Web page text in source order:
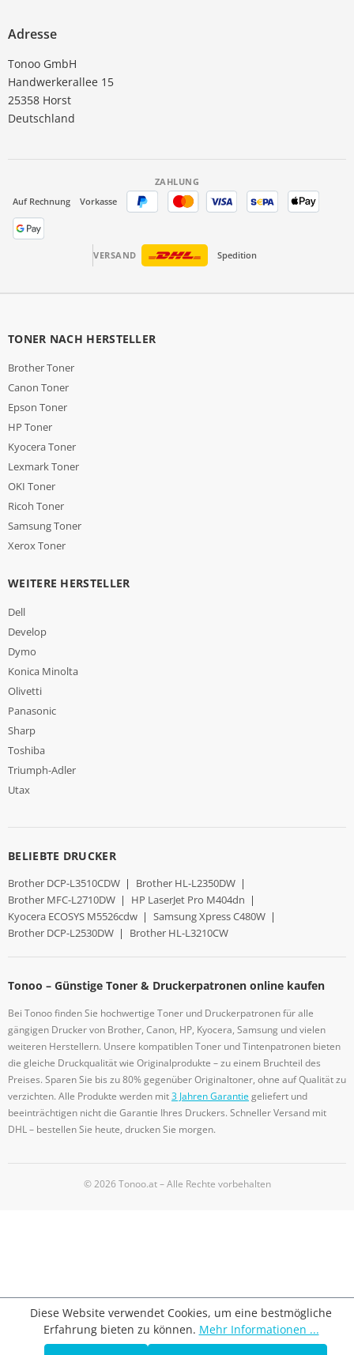
Adresse
Tonoo GmbH
Handwerkerallee 15
25358 Horst
Deutschland
ZAHLUNG
Auf Rechnung
Vorkasse
VERSAND Spedition
TONER NACH HERSTELLER
Brother Toner
Canon Toner
Epson Toner
HP Toner
Kyocera Toner
Lexmark Toner
OKI Toner
Ricoh Toner
Samsung Toner
Xerox Toner
WEITERE HERSTELLER
Dell
Develop
Dymo
Konica Minolta
Olivetti
Panasonic
Sharp
Toshiba
Triumph-Adler
Utax
BELIEBTE DRUCKER
Brother DCP-L3510CDW | Brother HL-L2350DW |
Brother MFC-L2710DW | HP LaserJet Pro M404dn |
Kyocera ECOSYS M5526cdw | Samsung Xpress C480W |
Brother DCP-L2530DW | Brother HL-L3210CW
Tonoo – Günstige Toner & Druckerpatronen online kaufen
Bei Tonoo finden Sie hochwertige Toner und Druckerpatronen für alle
gängigen Drucker von Brother, Canon, HP, Kyocera, Samsung und vielen
weiteren Herstellern. Unsere kompatiblen Toner und Tintenpatronen bieten
die gleiche Druckqualität wie Originalprodukte – zu einem Bruchteil des
Preises. Sparen Sie bis zu 80% gegenüber Originaltoner, ohne auf Qualität zu
verzichten. Alle Produkte werden mit3 Jahren Garantiegeliefert und
beeinträchtigen nicht die Garantie Ihres Druckers. Schneller Versand mit
DHL – bestellen Sie heute, drucken Sie morgen.
© 2026 Tonoo.at – Alle Rechte vorbehalten
Diese Website verwendet Cookies, um eine bestmögliche
Erfahrung bieten zu können. Mehr Informationen ...